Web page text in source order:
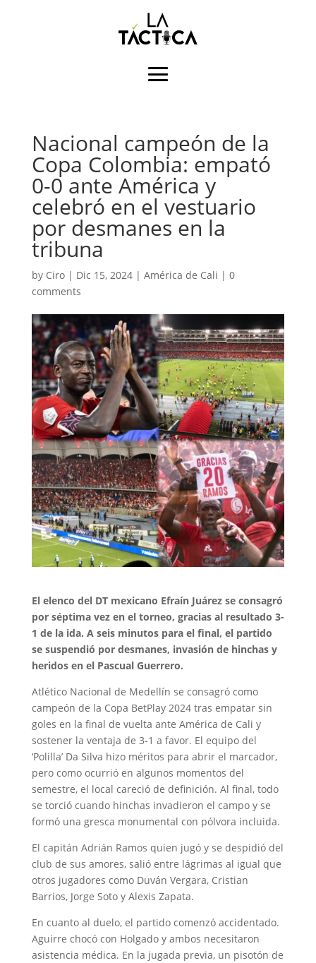
Nacional campeón de la
Copa Colombia: empató
0-0 ante América y
celebró en el vestuario
por desmanes en la
tribuna
by Ciro| Dic 15, 2024| América de Cali | 0
comments
El elenco del DT mexicano Efraín Juárez se consagró
por séptima vez en el torneo, gracias al resultado 3-
1 de la ida. A seis minutos para el final, el partido
se suspendió por desmanes, invasión de hinchas y
heridos en el Pascual Guerrero.
Atlético Nacional de Medellín se consagró como
campeón de la Copa BetPlay 2024 tras empatar sin
goles en la final de vuelta ante América de Cali y
sostener la ventaja de 3-1 a favor. El equipo del
‘Polilla’ Da Silva hizo méritos para abrir el marcador,
pero como ocurrió en algunos momentos del
semestre, el local careció de definición. Al final, todo
se torció cuando hinchas invadieron el campo y se
formó una gresca monumental con pólvora incluida.
El capitán Adrián Ramos quien jugó y se despidió del
club de sus amores, salió entre lágrimas al igual que
otros jugadores como Duván Vergara, Cristian
Barrios, Jorge Soto y Alexis Zapata.
En cuanto al duelo, el partido comenzó accidentado.
Aguirre chocó con Holgado y ambos necesitaron
asistencia médica. En la jugada previa, un pisotón de